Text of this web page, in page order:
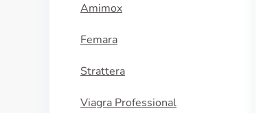
Amimox
Femara
Strattera
Viagra Professional